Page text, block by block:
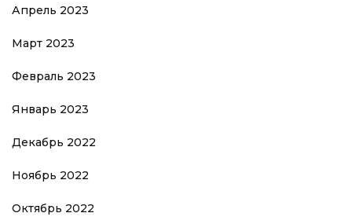
Апрель 2023
Март 2023
Февраль 2023
Январь 2023
Декабрь 2022
Ноябрь 2022
Октябрь 2022